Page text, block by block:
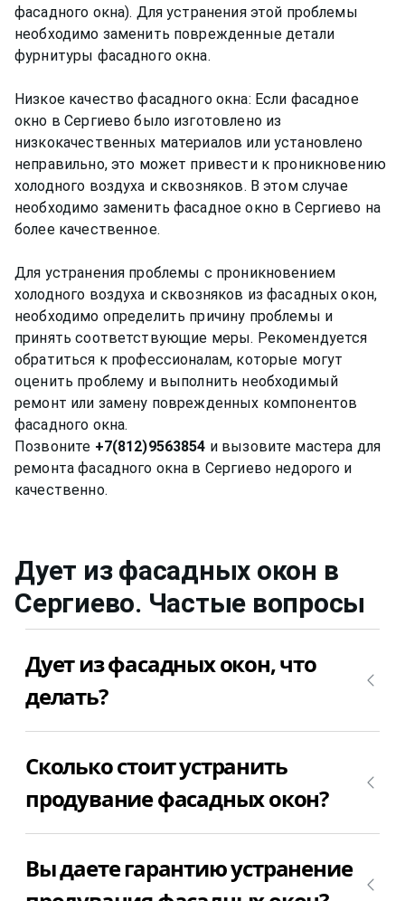
фасадного окна). Для устранения этой проблемы
необходимо заменить поврежденные детали
фурнитуры фасадного окна.
Низкое качество фасадного окна: Если фасадное
окно в Сергиево было изготовлено из
низкокачественных материалов или установлено
неправильно, это может привести к проникновению
холодного воздуха и сквозняков. В этом случае
необходимо заменить фасадное окно в Сергиево на
более качественное.
Для устранения проблемы с проникновением
холодного воздуха и сквозняков из фасадных окон,
необходимо определить причину проблемы и
принять соответствующие меры. Рекомендуется
обратиться к профессионалам, которые могут
оценить проблему и выполнить необходимый
ремонт или замену поврежденных компонентов
фасадного окна.
Позвоните +7(812)9563854 и вызовите мастера для
ремонта фасадного окна в Сергиево недорого и
Дует из фасадных окон в
Сергиево. Частые вопросы
Дует из фасадных окон, что
делать?
для устранения продувания фасадных окон в
Сергиево недорого и качественно.
Сколько стоит устранить
продувание фасадных окон?
фасадных окон в Сергиево зависит от объема
необходимых работ. Позвоните +7(812)9563854 и
Вы даете гарантию устранение